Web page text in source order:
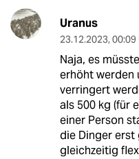
Uranus
23.12.2023, 00:09
Naja, es
erhöht werden
verringert
als 500 kg (für
einer Person
die Dinger erst
gleichzeitig